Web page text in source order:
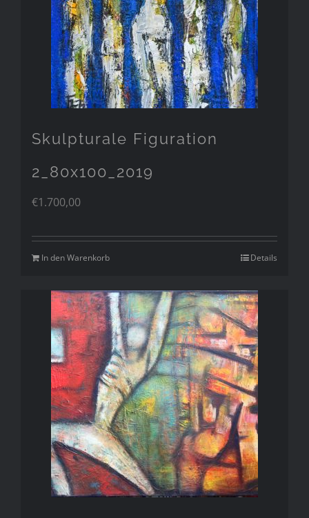
Skulpturale Figuration
2_80x100_2019
€1.700,00
In den Warenkorb Details